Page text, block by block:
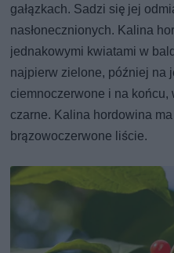
gałązkach. Sadzi się jej
nasłonecznionych. Kalina
jednakowymi kwiatami w
najpierw zielone, później na
ciemnoczerwone i na końcu,
czarne. Kalina hordowina
brązowoczerwone liście.